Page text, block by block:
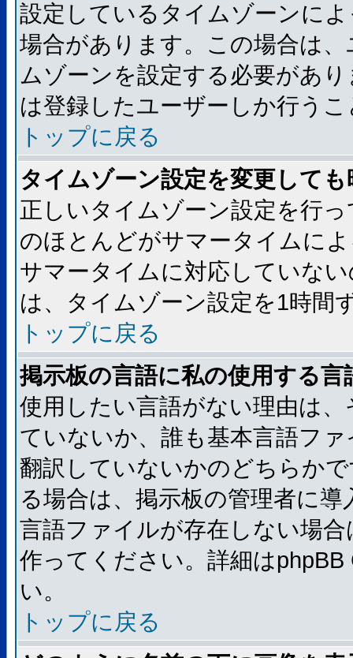
設定しているタイムゾーンに
場合があります。この場合は
ムゾーンを設定する必要があ
は登録したユーザーしか行う
トップに戻る
タイムゾーン設定を変更して
正しいタイムゾーン設定を行
のほとんどがサマータイムに
サマータイムに対応していな
は、タイムゾーン設定を1時間
トップに戻る
掲示板の言語に私の使用する
使用したい言語がない理由は
ていないか、誰も基本言語フ
翻訳していないかのどちらか
る場合は、掲示板の管理者に
言語ファイルが存在しない場
作ってください。詳細は
い。
トップに戻る